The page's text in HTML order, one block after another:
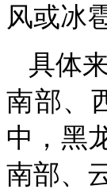
风或冰
具体
南部、
中，黑
南部、